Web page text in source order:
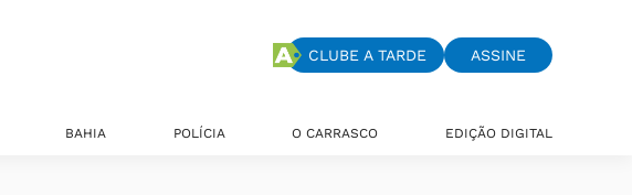
CLUBE A TARDE ASSINE
BAHIA POLÍCIA O CARRASCO EDIÇÃO DIGITAL